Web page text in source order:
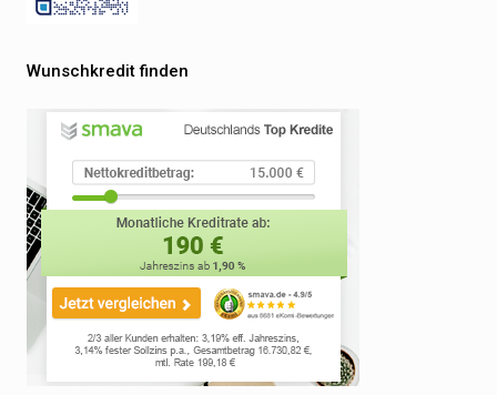
Wunschkredit finden